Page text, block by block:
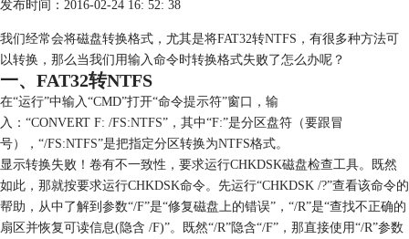
购买
发布时间：2016-02-24 16: 52: 38
我们经常会将磁盘转换格式，尤其是将FAT32转NTFS，有很多种方法可
以转换，那么当我们用输入命令时转换格式失败了怎么办呢？
一、FAT32转NTFS
在“运行”中输入“CMD”打开“命令提示符”窗口，输
入：“CONVERT F: /FS:NTFS”，其中“F:”是分区盘符（要跟冒
号），“/FS:NTFS”是把指定分区转换为NTFS格式。
显示转换失败！卷有不一致性，要求运行CHKDSK磁盘检查工具。既然
如此，那就按要求运行CHKDSK命令。先运行“CHKDSK /?”查看该命令的
帮助，从中了解到参数“/F”是“修复磁盘上的错误”，“/R”是“查找不正确的
扇区并恢复可读信息(隐含 /F)”。既然“/R”隐含“/F”，那直接使用“/R”参数